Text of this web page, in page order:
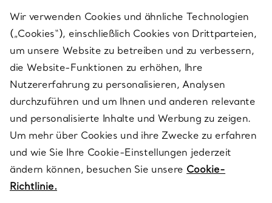
SERVICES
ÜBER TIFFANY & CO.
RECHTLICHE HINWEISE
FOLGEN SIE UNS
Wir verwenden Cookies und ähnliche Technologien
(„Cookies“), einschließlich Cookies von Drittparteien,
um unsere Website zu betreiben und zu verbessern,
die Website-Funktionen zu erhöhen, Ihre
Nutzererfahrung zu personalisieren, Analysen
durchzuführen und um Ihnen und anderen relevante
und personalisierte Inhalte und Werbung zu zeigen.
Um mehr über Cookies und ihre Zwecke zu erfahren
und wie Sie Ihre Cookie-Einstellungen jederzeit
ändern können, besuchen Sie unsere Cookie-
Richtlinie.